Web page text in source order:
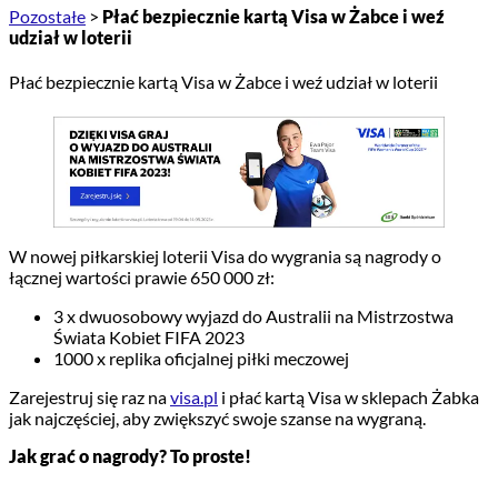
Pozostałe > Płać bezpiecznie kartą Visa w Żabce i weź
udział w loterii
Płać bezpiecznie kartą Visa w Żabce i weź udział w loterii
W nowej piłkarskiej loterii Visa do wygrania są nagrody o
łącznej wartości prawie 650 000 zł:
3 x dwuosobowy wyjazd do Australii na Mistrzostwa
Świata Kobiet FIFA 2023
1000 x replika oficjalnej piłki meczowej
Zarejestruj się raz navisa.pl i płać kartą Visa w sklepach Żabka
jak najczęściej, aby zwiększyć swoje szanse na wygraną.
Jak grać o nagrody? To proste!